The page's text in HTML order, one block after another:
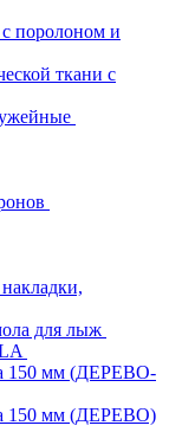
поролоном и
ткани с
для лыж
150 мм (ДЕРЕВО-
150 мм (ДЕРЕВО)